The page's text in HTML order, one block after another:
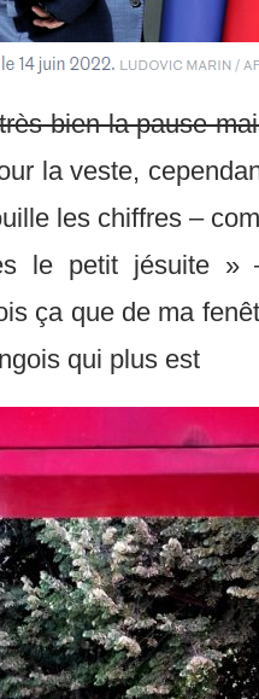
bien la pause
la veste,
les chiffres –
le petit jésuite »
ça que de ma
qui plus est